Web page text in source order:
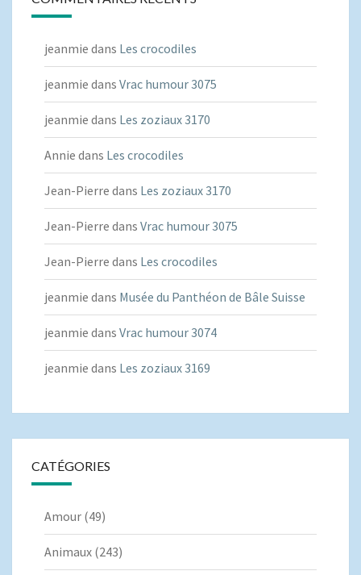
jeanmie dans Les crocodiles
jeanmie dans Vrac humour 3075
jeanmie dans Les zoziaux 3170
Annie dans Les crocodiles
Jean-Pierre dans Les zoziaux 3170
Jean-Pierre dans Vrac humour 3075
Jean-Pierre dans Les crocodiles
jeanmie dans Musée du Panthéon de Bâle Suisse
jeanmie dans Vrac humour 3074
jeanmie dans Les zoziaux 3169
CATÉGORIES
Amour (49)
Animaux (243)